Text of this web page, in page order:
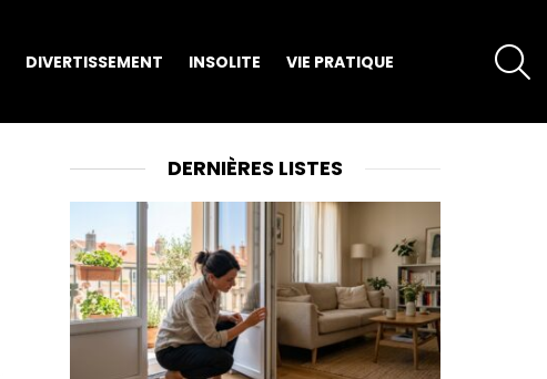
DIVERTISSEMENT INSOLITE VIE PRATIQUE
DERNIÈRES LISTES